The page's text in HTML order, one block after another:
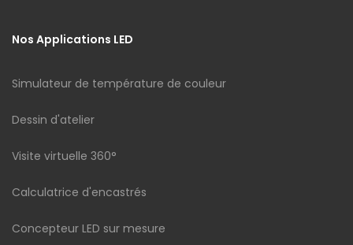
Nos Applications LED
Simulateur de température de couleur
Dessin d'atelier
Visite virtuelle 360°
Calculatrice d'encastrés
Concepteur LED sur mesure